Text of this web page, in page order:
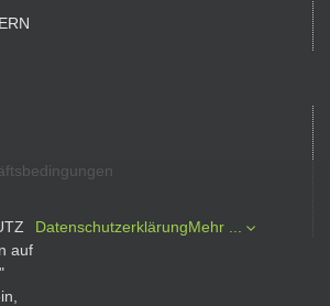
auf
DatenschutzerklärungMehr ...